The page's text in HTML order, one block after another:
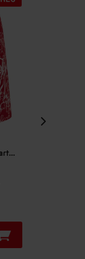
Fortuna Badeshorts "Botanischer Garten"